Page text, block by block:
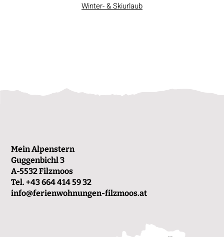
Winter- & Skiurlaub
Mein Alpenstern
Guggenbichl 3
A-5532 Filzmoos
Tel.+43 664 414 59 32
info@ferienwohnungen-filzmoos.at